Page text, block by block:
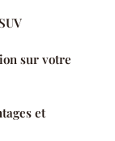
sur votre
et